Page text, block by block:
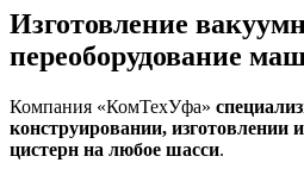
Изготовление
переоборудование
Компания «КомТехУфа»
конструировании, изготовлении
цистерн на любое шасси.